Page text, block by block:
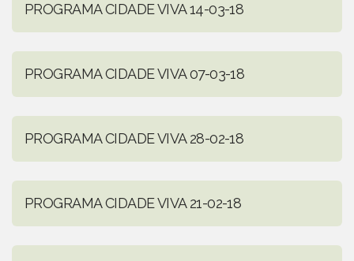
PROGRAMA CIDADE VIVA 14-03-18
PROGRAMA CIDADE VIVA 07-03-18
PROGRAMA CIDADE VIVA 28-02-18
PROGRAMA CIDADE VIVA 21-02-18